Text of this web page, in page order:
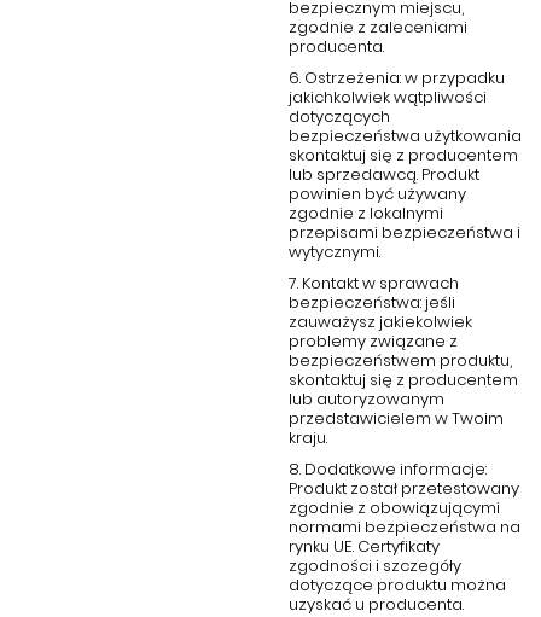
bezpiecznym miejscu,
zgodnie z zaleceniami
producenta.
6. Ostrzeżenia: w przypadku
jakichkolwiek wątpliwości
dotyczących
bezpieczeństwa użytkowania
skontaktuj się z producentem
lub sprzedawcą. Produkt
powinien być używany
zgodnie z lokalnymi
przepisami bezpieczeństwa i
wytycznymi.
7. Kontakt w sprawach
bezpieczeństwa: jeśli
zauważysz jakiekolwiek
problemy związane z
bezpieczeństwem produktu,
skontaktuj się z producentem
lub autoryzowanym
przedstawicielem w Twoim
kraju.
8. Dodatkowe informacje:
Produkt został przetestowany
zgodnie z obowiązującymi
normami bezpieczeństwa na
rynku UE. Certyfikaty
zgodności i szczegóły
dotyczące produktu można
uzyskać u producenta.